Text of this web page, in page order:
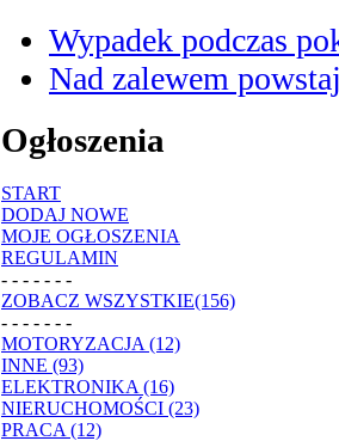
Wypadek podczas
Nad zalewem
Ogłoszenia
START
DODAJ NOWE
MOJE OGŁOSZENIA
REGULAMIN
- - - - - - -
ZOBACZ WSZYSTKIE(156)
- - - - - - -
MOTORYZACJA (12)
INNE (93)
ELEKTRONIKA (16)
NIERUCHOMOŚCI (23)
PRACA (12)